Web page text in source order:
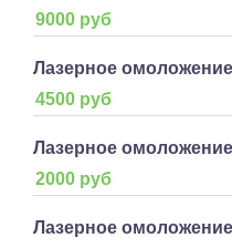
9000 руб
Лазерное
4500 руб
Лазерное
2000 руб
Лазерное